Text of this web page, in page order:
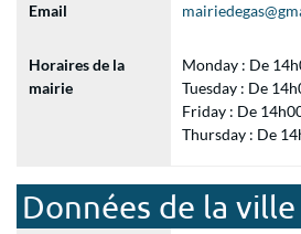
Email
Horaires de la
mairie
Monday : De
Tuesday : De
Friday : De
Thursday : De
Données de la ville